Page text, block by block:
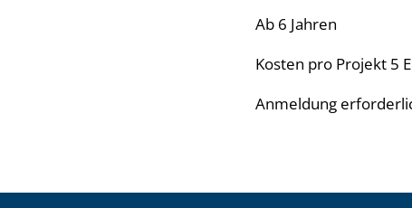
Ab 6 Jahren
Kosten pro Projekt 5
Anmeldung